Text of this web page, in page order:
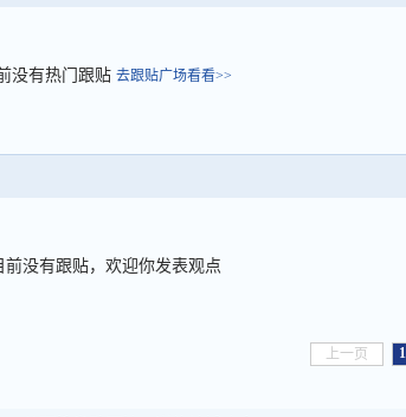
没有热门跟贴 去跟贴广场看看>>
前没有跟贴，欢迎你发表观点
上一页 1